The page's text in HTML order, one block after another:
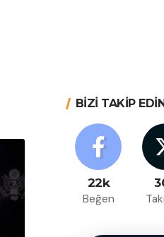
BİZİ TAKİP EDİN
22k
Beğen